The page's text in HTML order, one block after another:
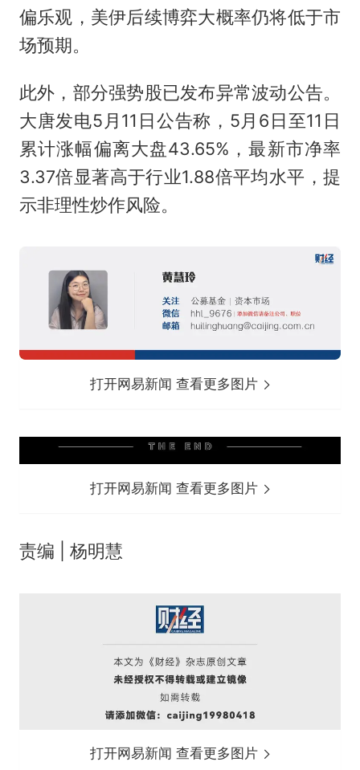
偏乐观，美伊后续博弈大概率仍将低于市
场预期。
此外，部分强势股已发布异常波动公告。
大唐发电5月11日公告称，5月6日至11日
累计涨幅偏离大盘43.65%，最新市净率
3.37倍显著高于行业1.88倍平均水平，提
示非理性炒作风险。
打开网易新闻 查看更多图片
打开网易新闻 查看更多图片
责编 | 杨明慧
打开网易新闻 查看更多图片